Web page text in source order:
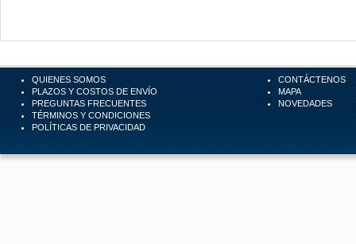
QUIENES SOMOS
PLAZOS Y COSTOS DE ENVÍO
PREGUNTAS FRECUENTES
TÉRMINOS Y CONDICIONES
POLÍTICAS DE PRIVACIDAD
CONTÁCTENOS
MAPA
NOVEDADES